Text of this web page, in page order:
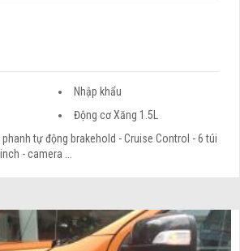
Nhập khẩu
Động cơ Xăng 1.5L
tự động brakehold - Cruise Control - 6 túi
- camera ...